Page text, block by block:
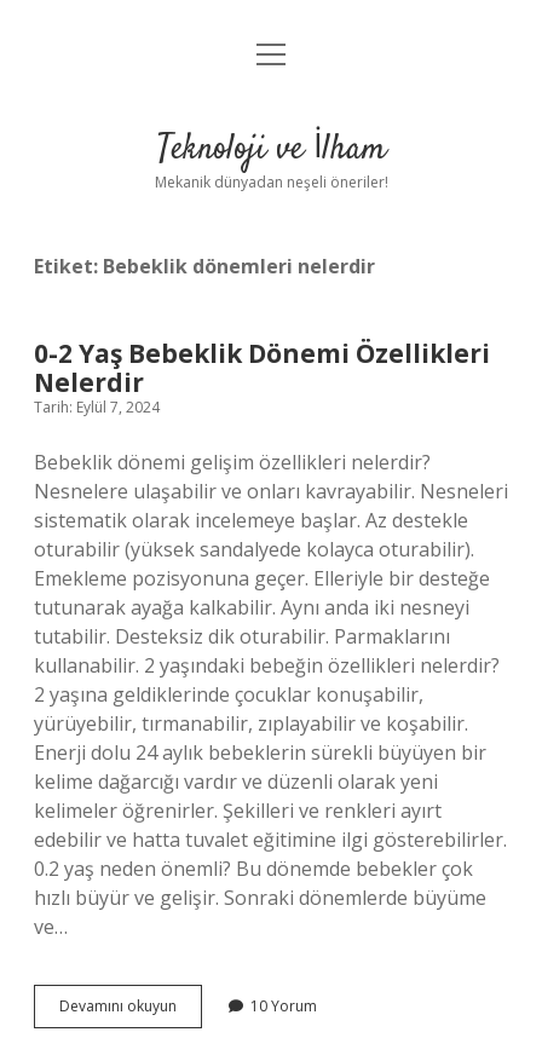
Anasayfa
Yasal Uyarı
menüyü
Teknoloji ve İlham
Mekanik dünyadan neşeli öneriler!
Etiket: Bebeklik dönemleri nelerdir
0-2 Yaş Bebeklik Dönemi Özellikleri
Nelerdir
Tarih: Eylül 7, 2024
Bebeklik dönemi gelişim özellikleri nelerdir?
Nesnelere ulaşabilir ve onları kavrayabilir. Nesneleri
sistematik olarak incelemeye başlar. Az destekle
oturabilir (yüksek sandalyede kolayca oturabilir).
Emekleme pozisyonuna geçer. Elleriyle bir desteğe
tutunarak ayağa kalkabilir. Aynı anda iki nesneyi
tutabilir. Desteksiz dik oturabilir. Parmaklarını
kullanabilir. 2 yaşındaki bebeğin özellikleri nelerdir?
2 yaşına geldiklerinde çocuklar konuşabilir,
yürüyebilir, tırmanabilir, zıplayabilir ve koşabilir.
Enerji dolu 24 aylık bebeklerin sürekli büyüyen bir
kelime dağarcığı vardır ve düzenli olarak yeni
kelimeler öğrenirler. Şekilleri ve renkleri ayırt
edebilir ve hatta tuvalet eğitimine ilgi gösterebilirler.
0.2 yaş neden önemli? Bu dönemde bebekler çok
hızlı büyür ve gelişir. Sonraki dönemlerde büyüme
ve…
Devamını okuyun
2
10 Yorum